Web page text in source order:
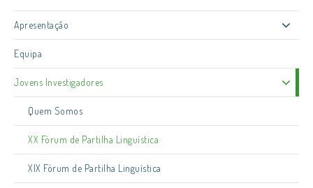
Apresentação
Equipa
Jovens Investigadores
Quem Somos
XX Fórum de Partilha Linguística
XIX Fórum de Partilha Linguística